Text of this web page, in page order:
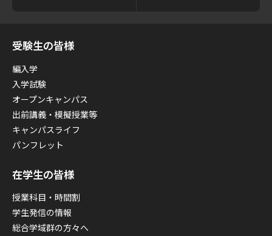
受験生の皆様
編入学
入学試験
オープンキャンパス
出前講義・模擬授業等
キャンパスライフ
パンフレット
在学生の皆様
授業科目・時間割
学生発信の情報
総合学域群の方々へ